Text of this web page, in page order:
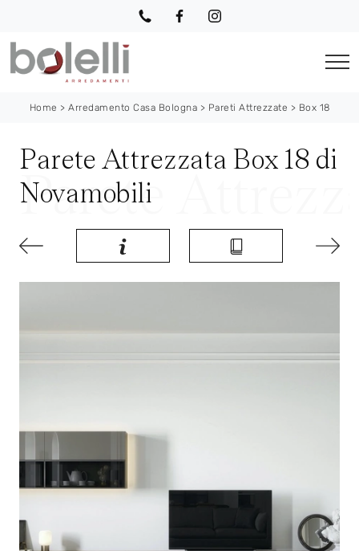
Home > Arredamento Casa Bologna > Pareti Attrezzate > Box 18
Parete Attrezzata Box 18 di
Novamobili